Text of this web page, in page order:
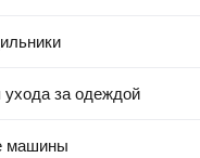
ухода за одеждой
машины